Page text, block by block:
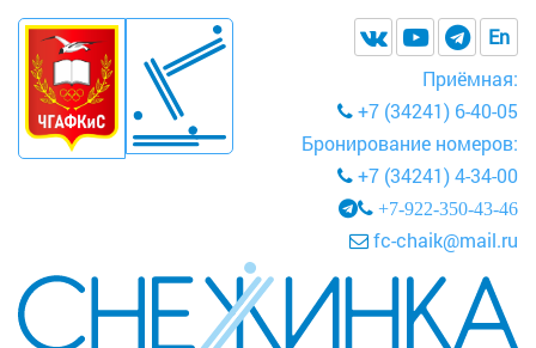
En
Приёмная:
+7 (34241) 6-40-05
Бронирование номеров:
+7 (34241) 4-34-00
+7-922-350-43-46
fc-chaik@mail.ru